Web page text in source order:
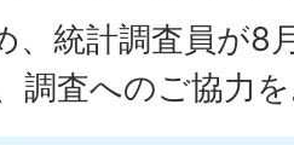
、統計調査員が8
調査へのご協力